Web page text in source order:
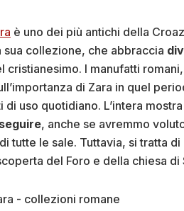
è uno dei più antichi della
sua collezione, che abbraccia
cristianesimo. I manufatti
di Zara in quel
di uso quotidiano. L’intera
, anche se avremmo
tutte le sale. Tuttavia, si tratta di
del Foro e della chiesa di